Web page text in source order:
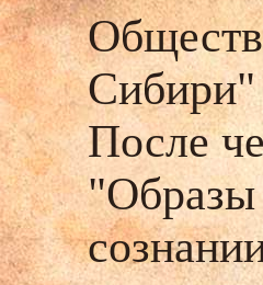
Сибири"
После
"Образы